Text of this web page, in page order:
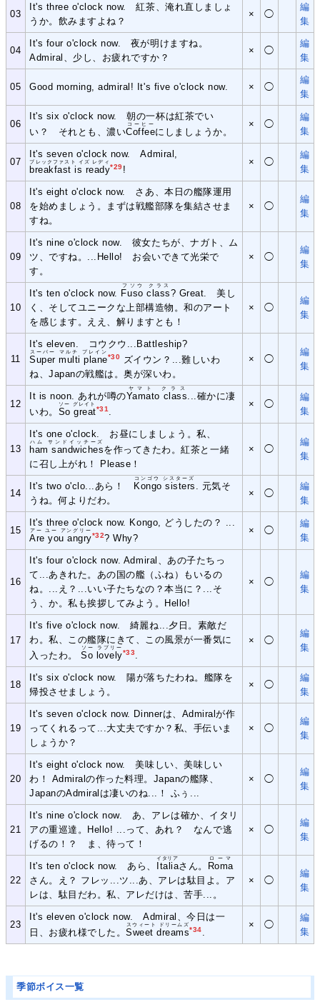
03
It's three o'clock now. 紅茶、淹れ直しましょ
うか。飲みますよね？
× ◯
編
集
04
It's four o'clock now. 夜が明けますね。
Admiral、少し、お疲れですか？
× ◯
編
集
05 Good morning, admiral! It's five o'clock now. × ◯
編
集
06
It's six o'clock now. 朝の一杯は紅茶でい
い？ それとも、濃いCoffee
コーヒー
にしましょうか。
× ◯
編
集
07
It's seven o'clock now. Admiral,
breakfast is ready
ブレックファスト イズ レディ
*29!
× ◯
編
集
08
It's eight o'clock now. さあ、本日の艦隊運用
を始めましょう。まずは戦艦部隊を集結させま
すね。
× ◯
編
集
09
It's nine o'clock now. 彼女たちが、ナガト、ム
ツ、ですね。...Hello! お会いできて光栄で
す。
× ◯
編
集
10
It's ten o'clock now. Fuso class
フソウ クラス
? Great. 美し
く、そしてユニークな上部構造物。和のアート
を感じます。ええ、解りますとも！
× ◯
編
集
11
It's eleven. コウクウ...Battleship?
Super multi plane
スーパー マルチ プレイン
*30
ズイウン？...難しいわ
ね、Japanの戦艦は。奥が深いわ。
× ◯
編
集
12
It is noon. あれが噂のYamato class
ヤマト クラス
...確かに凄
いわ。 So great
ソー グレイト
*31 × ◯
編
集
13
It's one o'clock. お昼にしましょう。私、
ham sandwiches
ハム サンドイッチーズ
を作ってきたわ。紅茶と一緒
に召し上がれ！ Please！
× ◯
編
集
14
It's two o'clo...あら！ Kongo sisters
コンゴウ シスターズ
. 元気そ
うね。何よりだわ。
× ◯
編
集
15
It's three o'clock now. Kongo, どうしたの？ ...
Are you angry
アー ユー アングリー
*32? Why?
× ◯
編
集
16
It's four o'clock now. Admiral、あの子たちっ
て...あきれた。あの国の艦（ふね）もいるの
ね。...え？...いい子たちなの？本当に？...そ
う、か。私も挨拶してみよう。Hello!
× ◯
編
集
17
It's five o'clock now. 綺麗ね...夕日。素敵だ
わ。私、この艦隊にきて、この風景が一番気に
入ったわ。So lovely
ソー ラブリー
*33
× ◯
編
集
18
It's six o'clock now. 陽が落ちたわね。艦隊を
帰投させましょう。
× ◯
編
集
19
It's seven o'clock now. Dinnerは、Admiralが作
ってくれるって...大丈夫ですか？私、手伝いま
しょうか？
× ◯
編
集
20
It's eight o'clock now. 美味しい、美味しい
わ！ Admiralの作った料理。Japanの艦隊、
JapanのAdmiralは凄いのね...！ ふぅ...
× ◯
編
集
21
It's nine o'clock now. あ、アレは確か、イタリ
アの重巡達。Hello! ...って、あれ？ なんで逃
げるの！？ ま、待って！
× ◯
編
集
22
It's ten o'clock now. あら、 Italia
イタリア
さん。 Roma
ローマ
さん。え？ フレッ...ツ...あ、アレは駄目よ。ア
レは、駄目だわ。私、アレだけは、苦手...。
× ◯
編
集
23
It's eleven o'clock now. Admiral、今日は一
日、お疲れ様でした。Sweet dreams
スウィート ドリームズ
*34 × ◯
編
集
季節ボイス一覧